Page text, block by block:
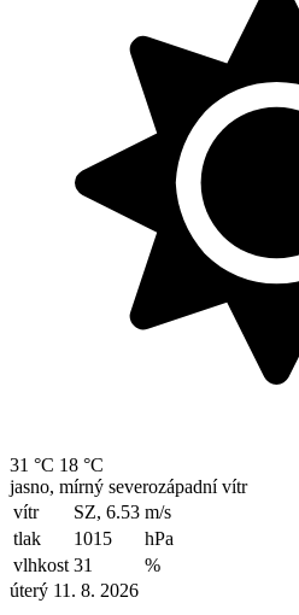
31 °C 18 °C
jasno, mírný severozápadní vítr
vítr
SZ, 6.53 m/s
tlak
1015
hPa
vlhkost 31
%
úterý 11. 8. 2026